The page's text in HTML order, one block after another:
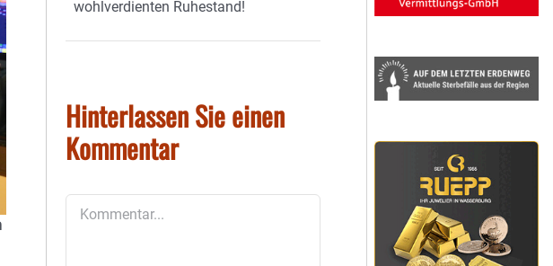
wohlverdienten Ruhestand!
Hinterlassen Sie einen
Kommentar